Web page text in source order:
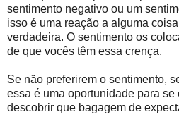
sentimento negativo ou um
isso é uma reação a alguma
verdadeira. O sentimento os
de que vocês têm essa crença.
Se não preferirem o sentimento,
essa é uma oportunidade para se
descobrir que bagagem de